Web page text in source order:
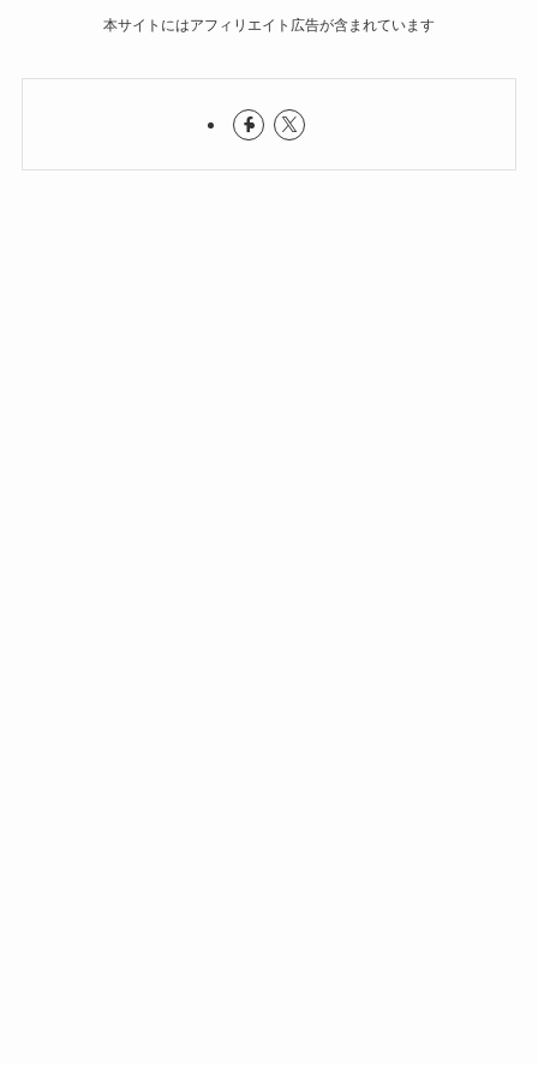
本サイトにはアフィリエイト広告が含まれています